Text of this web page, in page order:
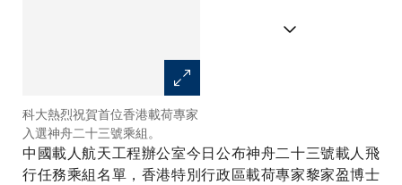
科大熱烈祝賀首位香港載荷專家
入選神舟二十三號乘組。
學人」蘇慧教授（左），以及講
座教授兼系主任張利民教授
中國載人航天工程辦公室今日公布神舟二十三號載人飛
行任務乘組名單，香港特別行政區載荷專家黎家盈博士